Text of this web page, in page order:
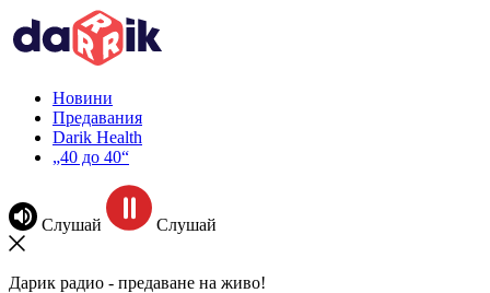
Новини
Предавания
Darik Health
„40 до 40“
Слушай Слушай
Дарик радио - предаване на живо!